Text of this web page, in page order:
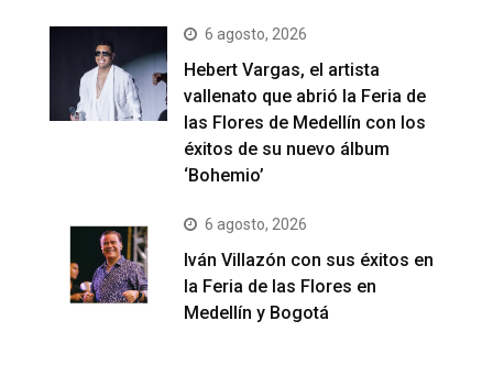
6 agosto, 2026
Hebert Vargas, el artista
vallenato que abrió la Feria de
las Flores de Medellín con los
éxitos de su nuevo álbum
‘Bohemio’
6 agosto, 2026
Iván Villazón con sus éxitos en
la Feria de las Flores en
Medellín y Bogotá